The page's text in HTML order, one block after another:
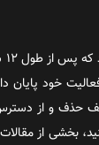
در سال ۲۰۱۶ به
حذف و از
بخشی از